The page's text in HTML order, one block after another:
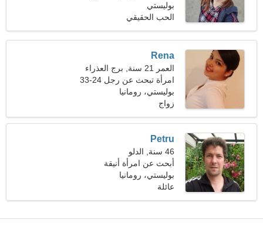
علاقة حقيقية
بوليستي
الحب الحقيقي
Rena
العمر 21 سنة, برج العذراء
امرأة تبحث عن رجل 24-33
بوليستي، رومانيا
زواج
Petru
46 سنة, الدلو
أبحث عن امرأة أنيقة
بوليستي، رومانيا
عائلة